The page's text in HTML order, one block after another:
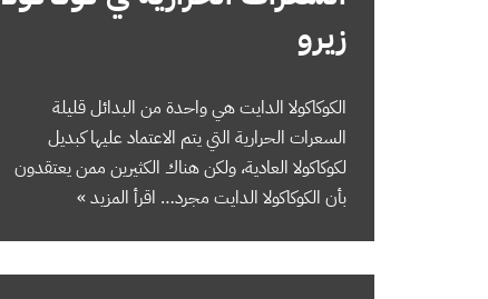
زيرو
الكوكاكولا الدايت هي واحدة من البدائل قليلة
السعرات الحرارية التي يتم الاعتماد عليها كبديل
لكوكاكولا العادية، ولكن هناك الكثيرين ممن يعتقدون
بأن الكوكاكولا الدايت مجرد… اقرأ المزيد »